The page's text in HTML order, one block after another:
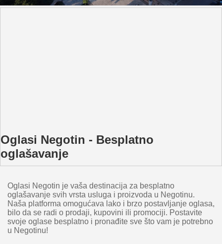
Oglasi Negotin - Besplatno
oglašavanje
Oglasi Negotin je vaša destinacija za besplatno
oglašavanje svih vrsta usluga i proizvoda u Negotinu.
Naša platforma omogućava lako i brzo postavljanje oglasa,
bilo da se radi o prodaji, kupovini ili promociji. Postavite
svoje oglase besplatno i pronađite sve što vam je potrebno
u Negotinu!